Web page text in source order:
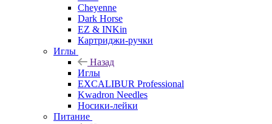
Cheyenne
Dark Horse
EZ & INKin
Картриджи-ручки
Иглы
Назад
Иглы
EXCALIBUR Professional
Kwadron Needles
Носики-лейки
Питание